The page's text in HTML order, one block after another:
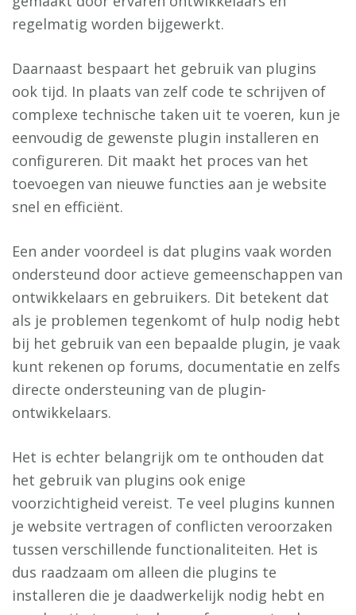
regelmatig worden bijgewerkt.
Daarnaast bespaart het gebruik van plugins
ook tijd. In plaats van zelf code te schrijven of
complexe technische taken uit te voeren, kun je
eenvoudig de gewenste plugin installeren en
configureren. Dit maakt het proces van het
toevoegen van nieuwe functies aan je website
snel en efficiënt.
Een ander voordeel is dat plugins vaak worden
ondersteund door actieve gemeenschappen van
ontwikkelaars en gebruikers. Dit betekent dat
als je problemen tegenkomt of hulp nodig hebt
bij het gebruik van een bepaalde plugin, je vaak
kunt rekenen op forums, documentatie en zelfs
directe ondersteuning van de plugin-
ontwikkelaars.
Het is echter belangrijk om te onthouden dat
het gebruik van plugins ook enige
voorzichtigheid vereist. Te veel plugins kunnen
je website vertragen of conflicten veroorzaken
tussen verschillende functionaliteiten. Het is
dus raadzaam om alleen die plugins te
installeren die je daadwerkelijk nodig hebt en